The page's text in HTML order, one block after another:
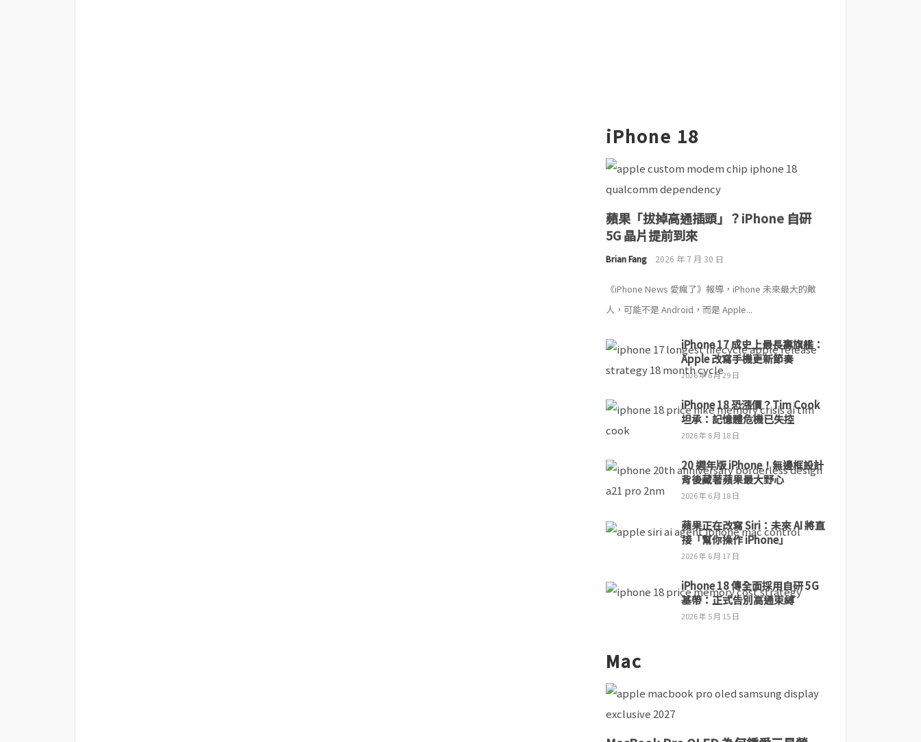
iPhone 18
蘋果「拔掉高通插頭」？iPhone 自研
5G 晶片提前到來
Brian Fang 2026 年 7 月 30 日
《iPhone News 愛瘋了》報導，iPhone 未來最大的敵
人，可能不是 Android，而是 Apple...
iPhone 17 成史上最長壽旗艦：
Apple 改寫手機更新節奏
2026 年 6 月 29 日
iPhone 18 恐漲價？Tim Cook
坦承：記憶體危機已失控
2026 年 6 月 18 日
20 週年版 iPhone！無邊框設計
背後藏著蘋果最大野心
2026 年 6 月 18 日
蘋果正在改寫 Siri：未來 AI 將直
接「幫你操作 iPhone」
2026 年 6 月 17 日
iPhone 18 傳全面採用自研 5G
基帶：正式告別高通束縛
2026 年 5 月 15 日
Mac